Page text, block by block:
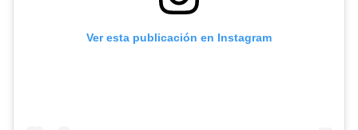
Ver esta publicación en Instagram